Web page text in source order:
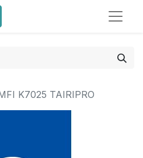
K7025 TAIRIPRO